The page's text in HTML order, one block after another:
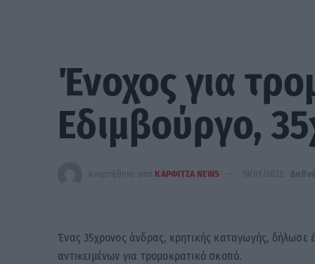
Ένοχος για
Εδιμβούργο,
Αναρτήθηκε από ΚΑΡΦΙΤΣΑ NEWS 19/01/2022 Διεθνή
Ένας 35χρονος άνδρας, κρητικής καταγωγής, δήλωσε
αντικειμένων για τρομοκρατικό σκοπό.